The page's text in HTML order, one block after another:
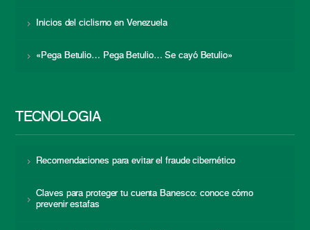
Inicios del ciclismo en Venezuela
«Pega Betulio… Pega Betulio… Se cayó Betulio»
TECNOLOGÍA
Recomendaciones para evitar el fraude cibernético
Claves para proteger tu cuenta Banesco: conoce cómo
prevenir estafas